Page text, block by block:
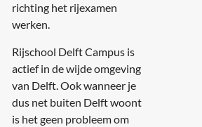
richting het rijexamen
werken.
Rijschool Delft Campus is
actief in de wijde omgeving
van Delft. Ook wanneer je
dus net buiten Delft woont
is het geen probleem om